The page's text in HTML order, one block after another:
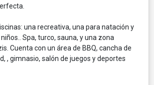
una recreativa, una para natación y
Spa, turco, sauna, y una zona
Cuenta con un área de BBQ, cancha de
, gimnasio, salón de juegos y deportes